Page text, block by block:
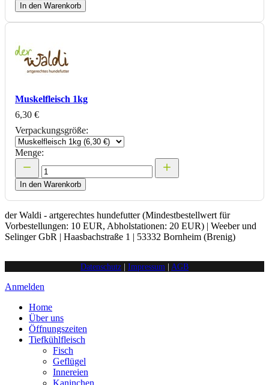
In den Warenkorb
Muskelfleisch 1kg
6,30 €
Verpackungsgröße:
Menge:
In den Warenkorb
der Waldi - artgerechtes hundefutter (Mindestbestellwert für
Vorbestellungen: 10 EUR, Abholstationen: 20 EUR) | Weeber und
Selinger GbR | Haasbachstraße 1 | 53332 Bornheim (Brenig)
Datenschutz | Impressum | AGB
Anmelden
Home
Über uns
Öffnungszeiten
Tiefkühlfleisch
Fisch
Geflügel
Innereien
Kaninchen